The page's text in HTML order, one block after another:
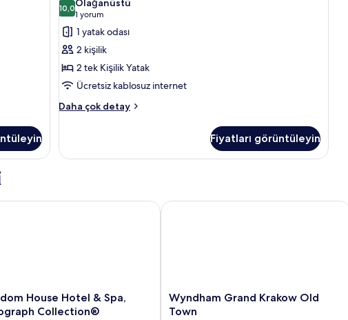
hakkında
daha
fazla
detay
2
Tek
Kişilik
Yatak
için
tüm
fotoğrafları
10,010,0 / 10
Olağanüstü
1 yorum
(1
yorum)
1 yatak odası
2 kişilik
2 tek Kişilik Yatak
Ücretsiz kablosuz internet
Daha çok detay
Classic
Kişilik
fazla
Fiyatları görüntüleyin
House Hotel & Spa,
Collection®
House Hotel & Spa, Autograph Collection®
Wyndham
Grand
Wyndham Grand Krakow Old
Town
Wyndham Grand Krakow Old Town